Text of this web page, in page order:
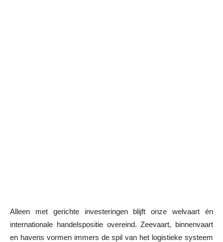
Alleen met gerichte investeringen blijft onze welvaart én
internationale handelspositie overeind. Zeevaart, binnenvaart
en havens vormen immers de spil van het logistieke systeem